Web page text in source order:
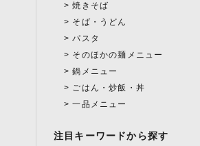
焼きそば
そば・うどん
パスタ
そのほかの麺メニュー
鍋メニュー
ごはん・炒飯・丼
一品メニュー
注目キーワードから探す